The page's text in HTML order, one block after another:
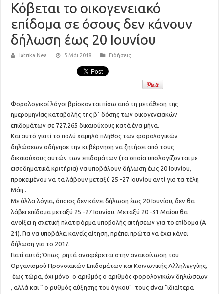
Κόβεται το οικογενειακό
επίδομα σε όσους δεν κάνουν
δήλωση έως 20 Ιουνίου
Iatrika Nea 5 Μάι 2018 Ειδήσεις
Φορολογικοί λόγοι βρίσκονται πίσω από τη μετάθεση της
ημερομηνίας καταβολής της β΄ δόσης των οικογενειακών
επιδομάτων σε 727.265 δικαιούχους κατά ένα μήνα.
Και αυτό γιατί το πολύ χαμηλό πλήθος των φορολογικών
δηλώσεων οδήγησε την κυβέρνηση να ζητήσει από τους
δικαιούχους αυτών των επιδομάτων (τα οποία υπολογίζονται με
εισοδηματικά κριτήρια) να υποβάλουν δήλωση έως 20 Ιουνίου,
προκειμένου να τα λάβουν μεταξύ 25 -27 Ιουνίου αντί για τα τέλη
Μάη .
Με άλλα λόγια, όποιος δεν κάνει δήλωση έως 20 Ιουνίου, δεν θα
λάβει επίδομα μεταξύ 25 -27 Ιουνίου. Μεταξύ 20 -31 Μαΐου θα
ανοίξει η σχετική πλατφόρμα υποβολής αιτήσεων για το επίδομα (Α
21). Για να υποβάλει κανείς αίτηση, πρέπει πρώτα να έχει κάνει
δήλωση για το 2017.
Γιατί αυτό; Όπως ρητά αναφέρεται στην ανακοίνωση του
Οργανισμού Προνοιακών Επιδομάτων και Κοινωνικής Αλληλεγγύης,
έως τώρα, όχι μόνο ο αριθμός ο αριθμός φορολογικών δηλώσεων
, αλλά και ” ο ρυθμός αύξησης του όγκου” τους είναι “ιδιαίτερα